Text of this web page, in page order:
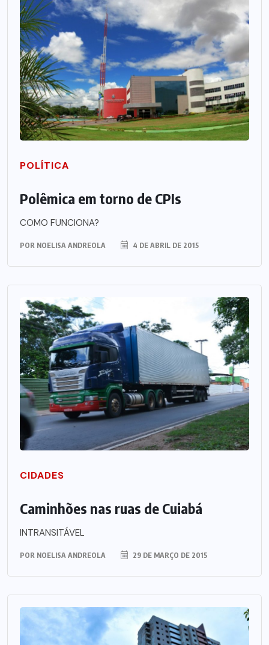
POLÍTICA
Polêmica em torno de CPIs
COMO FUNCIONA?
POR NOELISA ANDREOLA 4 DE ABRIL DE 2015
CIDADES
Caminhões nas ruas de Cuiabá
INTRANSITÁVEL
POR NOELISA ANDREOLA 29 DE MARÇO DE 2015